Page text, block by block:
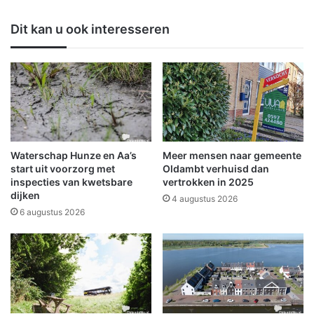
i
e
P
u
r
a
V
i
d
a
F
a
c
e
b
o
o
k
-
A
c
t
i
W
i
n
n
a
Dit kan u ook interesseren
Waterschap Hunze en Aa’s
start uit voorzorg met
inspecties van kwetsbare
dijken
6 augustus 2026
Meer mensen naar gemeente
Oldambt verhuisd dan
vertrokken in 2025
4 augustus 2026